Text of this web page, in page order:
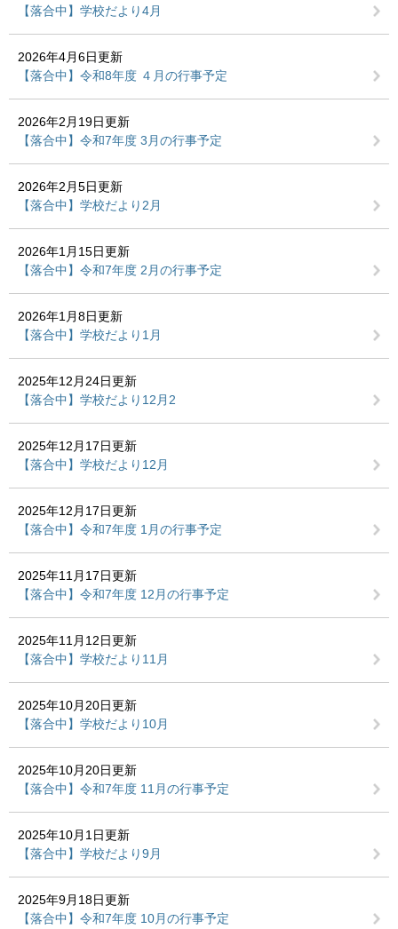
【落合中】学校だより4月
2026年4月6日更新
【落合中】令和8年度 ４月の行事予定
2026年2月19日更新
【落合中】令和7年度 3月の行事予定
2026年2月5日更新
【落合中】学校だより2月
2026年1月15日更新
【落合中】令和7年度 2月の行事予定
2026年1月8日更新
【落合中】学校だより1月
2025年12月24日更新
【落合中】学校だより12月2
2025年12月17日更新
【落合中】学校だより12月
2025年12月17日更新
【落合中】令和7年度 1月の行事予定
2025年11月17日更新
【落合中】令和7年度 12月の行事予定
2025年11月12日更新
【落合中】学校だより11月
2025年10月20日更新
【落合中】学校だより10月
2025年10月20日更新
【落合中】令和7年度 11月の行事予定
2025年10月1日更新
【落合中】学校だより9月
2025年9月18日更新
【落合中】令和7年度 10月の行事予定